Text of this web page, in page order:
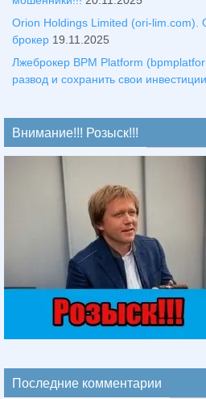
Orion Holdings Limited (ori-lim.com).
брокер 19.11.2025
Лжеброкер BPM Platform
развод и сохранить свои
Внимание!!! Розыск!!!
Последние комментарии